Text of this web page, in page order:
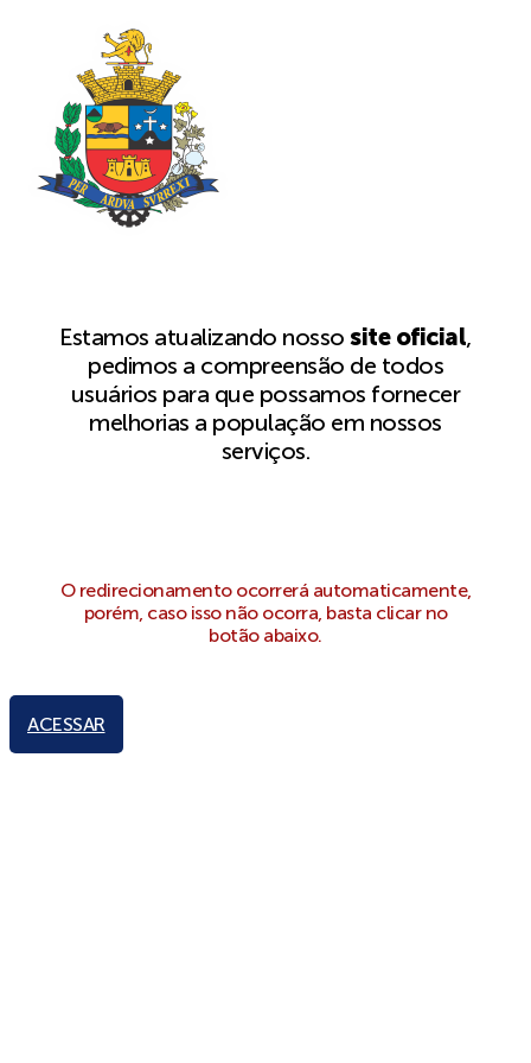
Estamos atualizando nossosite oficial,
pedimos a compreensão de todos
usuários para que possamos fornecer
melhorias a população em nossos
serviços.
O redirecionamento ocorrerá automaticamente,
porém, caso isso não ocorra, basta clicar no
botão abaixo.
ACESSAR